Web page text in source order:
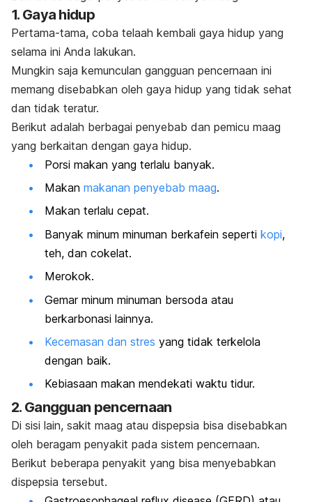
1. Gaya hidup
Pertama-tama, coba telaah kembali gaya hidup yang
selama ini Anda lakukan.
Mungkin saja kemunculan gangguan pencernaan ini
memang disebabkan oleh gaya hidup yang tidak sehat
dan tidak teratur.
Berikut adalah berbagai penyebab dan pemicu maag
yang berkaitan dengan gaya hidup.
Porsi makan yang terlalu banyak.
Makan makanan penyebab maag.
Makan terlalu cepat.
Banyak minum minuman berkafein seperti kopi,
teh, dan cokelat.
Merokok.
Gemar minum minuman bersoda atau
berkarbonasi lainnya.
Kecemasan dan stres yang tidak terkelola
dengan baik.
Kebiasaan makan mendekati waktu tidur.
2. Gangguan pencernaan
Di sisi lain, sakit maag atau dispepsia bisa disebabkan
oleh beragam penyakit pada sistem pencernaan.
Berikut beberapa penyakit yang bisa menyebabkan
dispepsia tersebut.